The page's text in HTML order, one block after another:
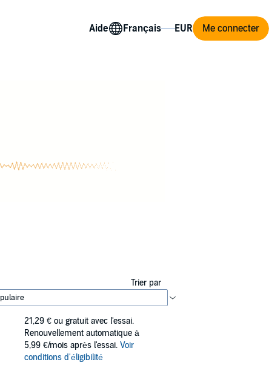
Aide Me connecter
Trier par
21,29 € ou gratuit avec l'essai.
Renouvellement automatique à
5,99 €/mois après l'essai. Voir
conditions d'éligibilité